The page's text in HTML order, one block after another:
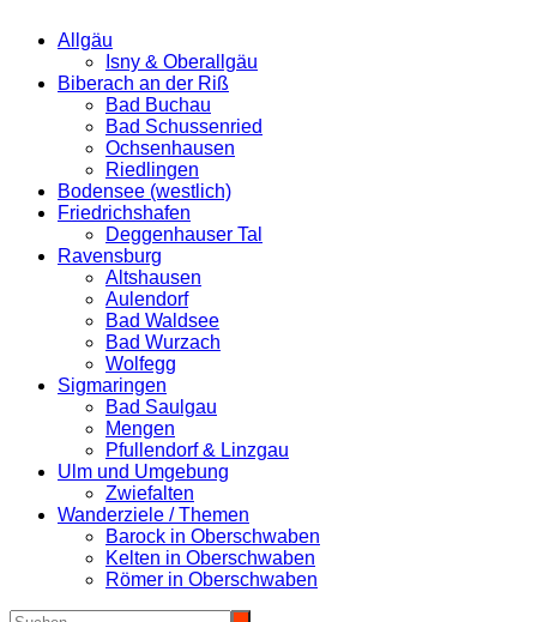
Allgäu
Isny & Oberallgäu
Biberach an der Riß
Bad Buchau
Bad Schussenried
Ochsenhausen
Riedlingen
Bodensee (westlich)
Friedrichshafen
Deggenhauser Tal
Ravensburg
Altshausen
Aulendorf
Bad Waldsee
Bad Wurzach
Wolfegg
Sigmaringen
Bad Saulgau
Mengen
Pfullendorf & Linzgau
Ulm und Umgebung
Zwiefalten
Wanderziele / Themen
Barock in Oberschwaben
Kelten in Oberschwaben
Römer in Oberschwaben